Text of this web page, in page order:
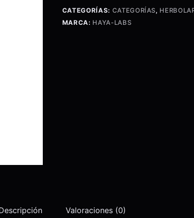
Tabs.
cantidad
CATEGORÍAS: CATEGORÍAS,
MARCA: HAYA-LABS
Valoraciones (0)